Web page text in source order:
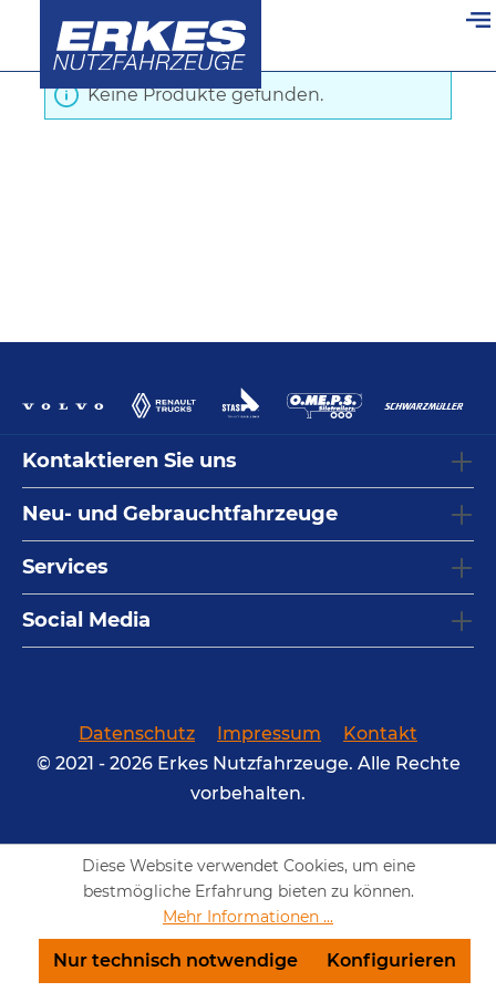
springen
Schubboden
Keine Produkte gefunden.
Kontaktieren Sie uns
Neu- und Gebrauchtfahrzeuge
Services
Social Media
Datenschutz Impressum
Kontakt
© 2021 - 2026 Erkes Nutzfahrzeuge. Alle Rechte
vorbehalten.
Diese Website verwendet Cookies, um eine
bestmögliche Erfahrung bieten zu können.
Mehr Informationen ...
Nur technisch notwendige Konfigurieren